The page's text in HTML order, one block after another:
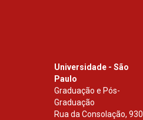
Universidade - São
Paulo
Graduação e Pós-
Graduação
Rua da Consolação, 930